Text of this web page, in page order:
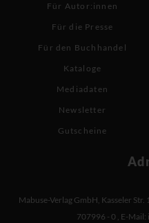
Für Autor:innen
Für die Presse
Für den Buchhandel
Kataloge
Mediadaten
Newsletter
Gutscheine
Mabuse-Verlag GmbH, Kasseler Str.
707996 - 0 , E-Mail: